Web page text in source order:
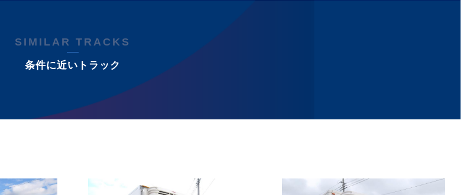
SIMILAR TRACKS
条件に近いトラック